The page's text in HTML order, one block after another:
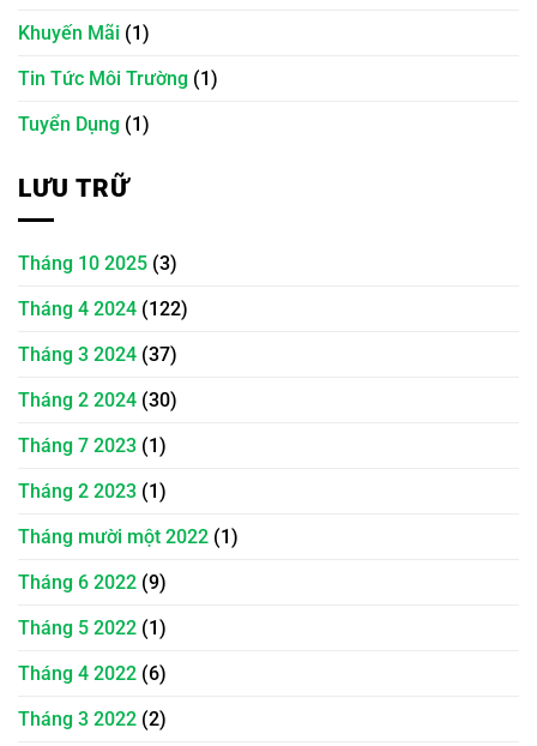
Khuyến Mãi (1)
Tin Tức Môi Trường (1)
Tuyển Dụng (1)
LƯU TRỮ
Tháng 10 2025 (3)
Tháng 4 2024 (122)
Tháng 3 2024 (37)
Tháng 2 2024 (30)
Tháng 7 2023 (1)
Tháng 2 2023 (1)
Tháng mười một 2022 (1)
Tháng 6 2022 (9)
Tháng 5 2022 (1)
Tháng 4 2022 (6)
Tháng 3 2022 (2)